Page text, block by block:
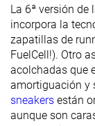
La 6ª versión
incorpora la
zapatillas de
FuelCell!). Otro
acolchadas que
amortiguación y
sneakers están
aunque son